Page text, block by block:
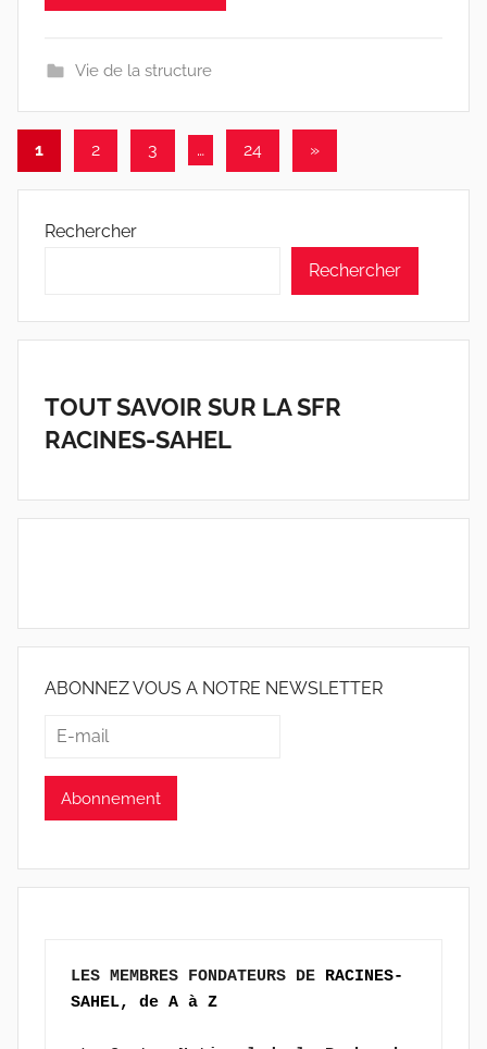
p
Vie de la structure
Pagination
des
publications
1 2 3 … 24
Articles
»
Rechercher
Rechercher
TOUT SAVOIR SUR LA SFR
RACINES-SAHEL
ABONNEZ VOUS A NOTRE NEWSLETTER
LES MEMBRES FONDATEURS DE RACINES-
SAHEL, de A à Z